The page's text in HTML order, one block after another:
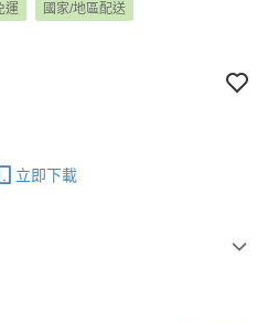
運 國家/地區配送
立即下載